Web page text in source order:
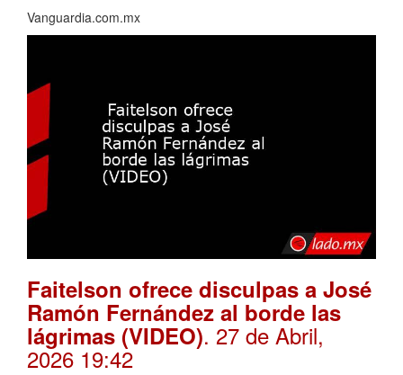
Vanguardia.com.mx
Faitelson ofrece disculpas a José
Ramón Fernández al borde las
lágrimas (VIDEO). 27 de Abril,
2026 19:42